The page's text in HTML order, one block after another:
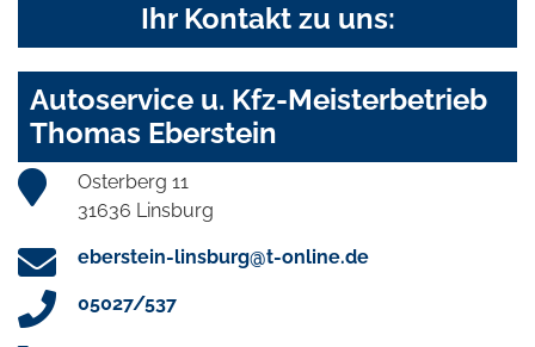
Ihr Kontakt zu uns:
Autoservice u. Kfz-Meisterbetrieb
Thomas Eberstein
Osterberg 11
31636 Linsburg
eberstein-linsburg@t-online.de
05027/537